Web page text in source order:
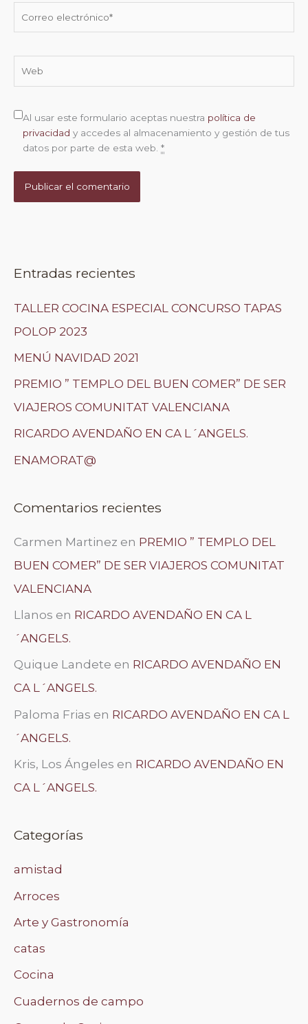
electrónico*
Al usar este formulario aceptas nuestra política de
privacidad y accedes al almacenamiento y gestión de tus
datos por parte de esta web. *
Entradas recientes
TALLER COCINA ESPECIAL CONCURSO TAPAS
POLOP 2023
MENÚ NAVIDAD 2021
PREMIO ” TEMPLO DEL BUEN COMER” DE SER
VIAJEROS COMUNITAT VALENCIANA
RICARDO AVENDAÑO EN CA L´ANGELS.
ENAMORAT@
Comentarios recientes
Carmen Martinez en PREMIO ” TEMPLO DEL
BUEN COMER” DE SER VIAJEROS COMUNITAT
VALENCIANA
Llanos en RICARDO AVENDAÑO EN CA L
´ANGELS.
Quique Landete en RICARDO AVENDAÑO EN
CA L´ANGELS.
Paloma Frias en RICARDO AVENDAÑO EN CA L
´ANGELS.
Kris, Los Ángeles en RICARDO AVENDAÑO EN
CA L´ANGELS.
Categorías
amistad
Arroces
Arte y Gastronomía
catas
Cocina
Cuadernos de campo